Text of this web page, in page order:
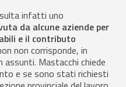
infatti uno
da alcune aziende per
e il contributo
non corrisponde, in
Mastacchi chiede
e se sono stati richiesti